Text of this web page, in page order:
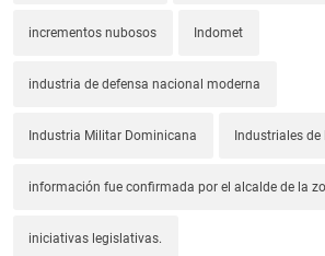
incrementos nubosos Indomet
industria de defensa nacional moderna
Industria Militar Dominicana Industriales
información fue confirmada por el alcalde de la
iniciativas legislativas.